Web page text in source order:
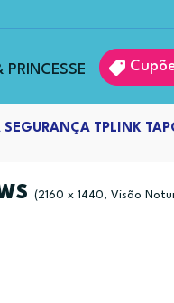
PRINCESSE
SEGURANÇA TPLINK
(2160 x 1440, Visão